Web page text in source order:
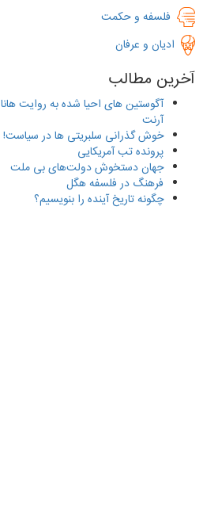
فلسفه و حکمت
ادیان و عرفان
آخرین مطالب
آگوستین های احیا شده به ‌روایت هانا
آرنت
خوش گذرانی سلبریتی ها در سیاست!
پرونده تب آمریکایی
جهان دستخوش دولت‌های بی ملت
فرهنگ در فلسفه هگل
چگونه تاریخ آینده را بنویسیم؟